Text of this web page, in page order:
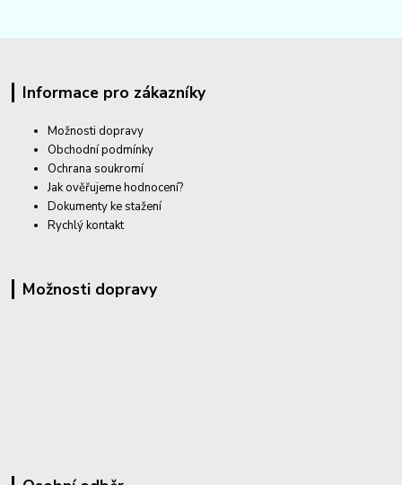
Informace pro zákazníky
Možnosti dopravy
Obchodní podmínky
Ochrana soukromí
Jak ověřujeme hodnocení?
Dokumenty ke stažení
Rychlý kontakt
Možnosti dopravy